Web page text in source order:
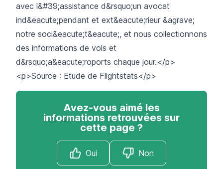
avec l&#39;assistance d&rsquo;un avocat
ind&eacute;pendant et ext&eacute;rieur &agrave;
notre soci&eacute;t&eacute;, et nous collectionnons
des informations de vols et
d&rsquo;a&eacute;roports chaque jour.</p>
<p>Source : Etude de Flightstats</p>
Avez-vous aimé les
informations retrouvées sur
cette page ?
Oui Non